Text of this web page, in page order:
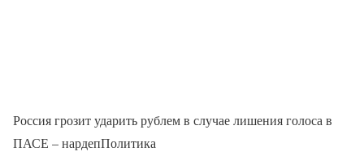
Россия грозит ударить рублем в случае лишения голоса в
ПАСЕ – нардепПолитика